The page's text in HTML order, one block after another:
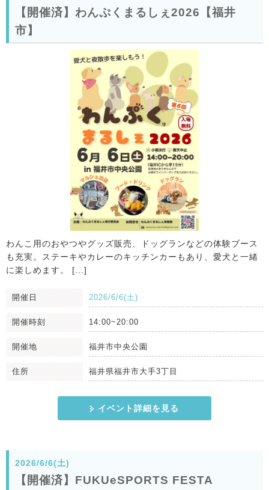
【開催済】わんぷくまるしぇ2026【福井
市】
わんこ用のおやつやグッズ販売、ドッグランなどの体験ブース
も充実。ステーキやカレーのキッチンカーもあり、愛犬と一緒
に楽しめます。 [...]
開催日 2026/6/6(土)
開催時刻 14:00~20:00
開催地 福井市中央公園
住所 福井県福井市大手3丁目
イベント詳細を見る
2026/6/6(土)
【開催済】FUKUeSPORTS FESTA